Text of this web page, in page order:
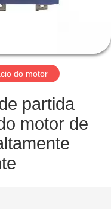
do motor
partida
motor de